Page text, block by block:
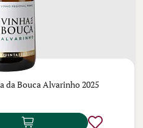
da Bouca Alvarinho 2025